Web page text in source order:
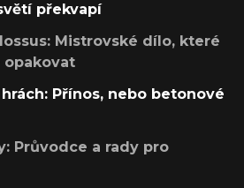
překvapí
Mistrovské dílo, které
opakovat
Přínos, nebo betonové
Průvodce a rady pro